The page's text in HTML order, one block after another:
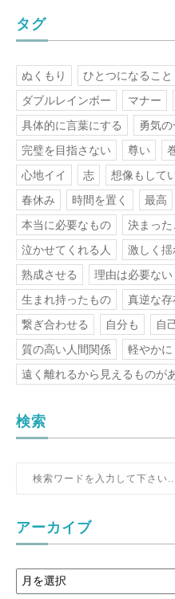
タグ
ぬくもり ひとつになること
ダブルレインボー
マナー
具体的に言葉にする
勇気
完璧を目指さない
尊い
心地イイ
志 想像もして
春休み
時間を置く 最高
本当に必要なもの
決まった
泣かせてくれる人
激しく
熟成させる
理由は必要ない
生まれ持ったもの
真逆な存
繋ぎ合わせる
自分も 自
質の高い人間関係
軽やかに
遠く離れるから見えるものが
検索
アーカイブ